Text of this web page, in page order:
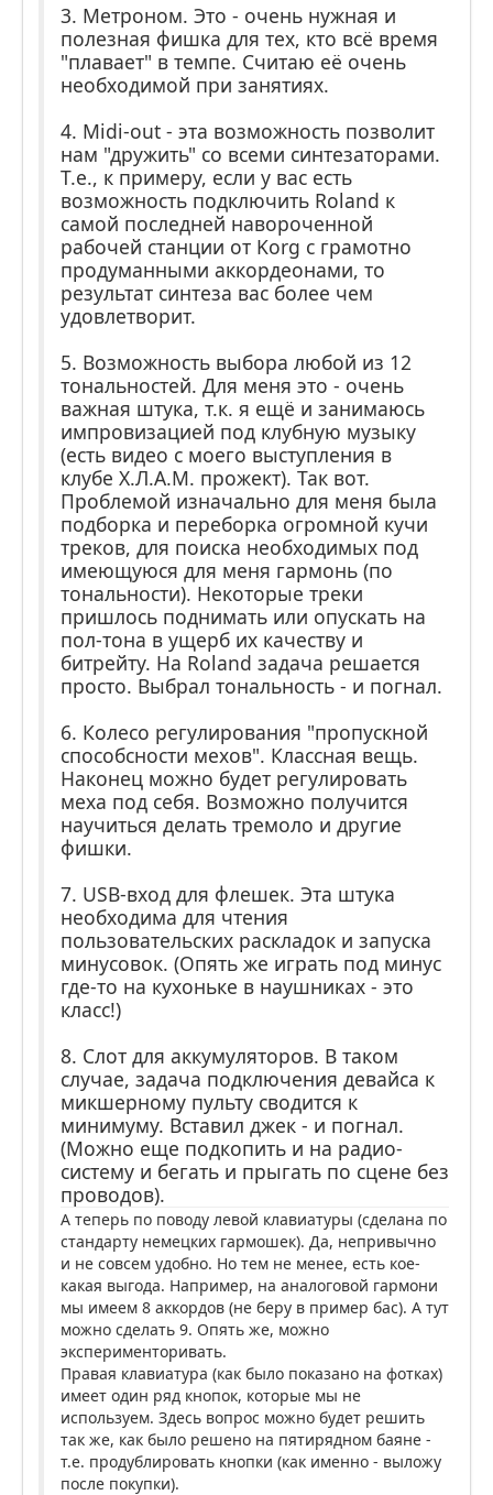
3. Метроном. Это - очень нужная и
полезная фишка для тех, кто всё время
"плавает" в темпе. Считаю её очень
необходимой при занятиях.
4. Midi-out - эта возможность позволит
нам "дружить" со всеми синтезаторами.
Т.е., к примеру, если у вас есть
возможность подключить Roland к
самой последней навороченной
рабочей станции от Korg с грамотно
продуманными аккордеонами, то
результат синтеза вас более чем
удовлетворит.
5. Возможность выбора любой из 12
тональностей. Для меня это - очень
важная штука, т.к. я ещё и занимаюсь
импровизацией под клубную музыку
(есть видео с моего выступления в
клубе Х.Л.А.М. прожект). Так вот.
Проблемой изначально для меня была
подборка и переборка огромной кучи
треков, для поиска необходимых под
имеющуюся для меня гармонь (по
тональности). Некоторые треки
пришлось поднимать или опускать на
пол-тона в ущерб их качеству и
битрейту. На Roland задача решается
просто. Выбрал тональность - и погнал.
6. Колесо регулирования "пропускной
способсности мехов". Классная вещь.
Наконец можно будет регулировать
меха под себя. Возможно получится
научиться делать тремоло и другие
фишки.
7. USB-вход для флешек. Эта штука
необходима для чтения
пользовательских раскладок и запуска
минусовок. (Опять же играть под минус
где-то на кухоньке в наушниках - это
класс!)
8. Слот для аккумуляторов. В таком
случае, задача подключения девайса к
микшерному пульту сводится к
минимуму. Вставил джек - и погнал.
(Можно еще подкопить и на радио-
систему и бегать и прыгать по сцене без
проводов).
А теперь по поводу левой клавиатуры (сделана по
стандарту немецких гармошек). Да, непривычно
и не совсем удобно. Но тем не менее, есть кое-
какая выгода. Например, на аналоговой гармони
мы имеем 8 аккордов (не беру в пример бас). А тут
можно сделать 9. Опять же, можно
эксперименторивать.
Правая клавиатура (как было показано на фотках)
имеет один ряд кнопок, которые мы не
используем. Здесь вопрос можно будет решить
так же, как было решено на пятирядном баяне -
т.е. продублировать кнопки (как именно - выложу
после покупки).